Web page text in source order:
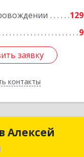
129
9
заявку
контакты
Подробнее
заявку
АлексейАлексей